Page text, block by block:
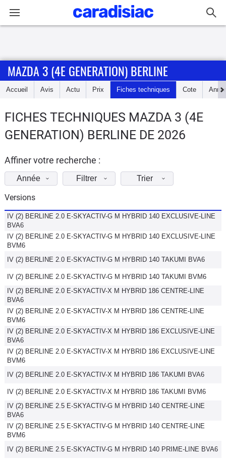
Accueil
Essais
d'achat
Electriques
Utilitaires
Flottes
Auto
Services
Forum
Moto
Marques
MAZDA 3 (4E GENERATION) BERLINE
Accueil Avis Actu Prix Fiches techniques Cote
FICHES TECHNIQUES MAZDA 3 (4E
GENERATION) BERLINE DE 2026
Affiner votre recherche :
Année Filtrer Trier
Versions
IV (2) BERLINE 2.0 E-SKYACTIV-G M HYBRID 140 EXCLUSIVE-LINE
BVA6
IV (2) BERLINE 2.0 E-SKYACTIV-G M HYBRID 140 EXCLUSIVE-LINE
BVM6
IV (2) BERLINE 2.0 E-SKYACTIV-G M HYBRID 140 TAKUMI BVA6
IV (2) BERLINE 2.0 E-SKYACTIV-G M HYBRID 140 TAKUMI BVM6
IV (2) BERLINE 2.0 E-SKYACTIV-X M HYBRID 186 CENTRE-LINE
BVA6
IV (2) BERLINE 2.0 E-SKYACTIV-X M HYBRID 186 CENTRE-LINE
BVM6
IV (2) BERLINE 2.0 E-SKYACTIV-X M HYBRID 186 EXCLUSIVE-LINE
BVA6
IV (2) BERLINE 2.0 E-SKYACTIV-X M HYBRID 186 EXCLUSIVE-LINE
BVM6
IV (2) BERLINE 2.0 E-SKYACTIV-X M HYBRID 186 TAKUMI BVA6
IV (2) BERLINE 2.0 E-SKYACTIV-X M HYBRID 186 TAKUMI BVM6
IV (2) BERLINE 2.5 E-SKYACTIV-G M HYBRID 140 CENTRE-LINE
BVA6
IV (2) BERLINE 2.5 E-SKYACTIV-G M HYBRID 140 CENTRE-LINE
BVM6
IV (2) BERLINE 2.5 E-SKYACTIV-G M HYBRID 140 PRIME-LINE BVA6